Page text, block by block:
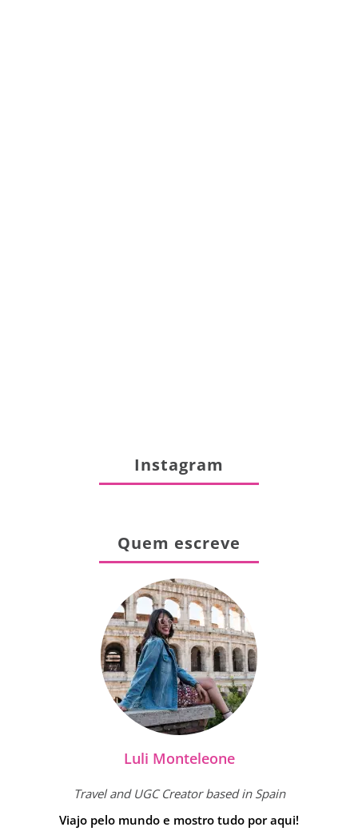
Instagram
Quem escreve
Luli Monteleone
Travel and UGC Creator based in Spain
Viajo pelo mundo e mostro tudo por aqui!